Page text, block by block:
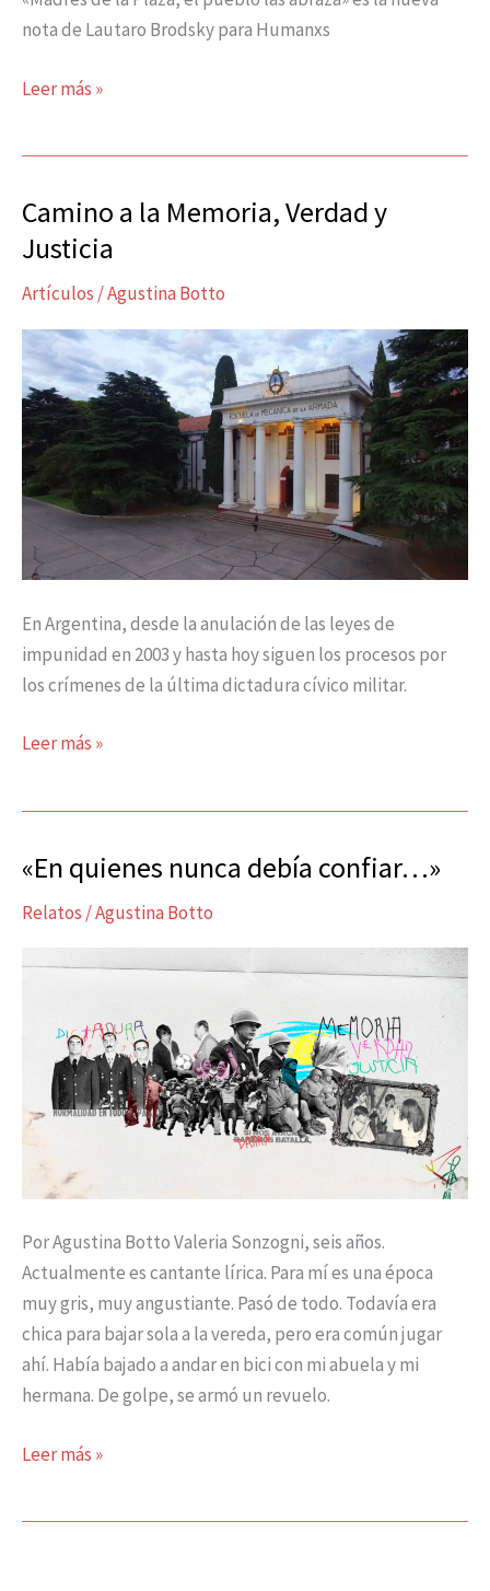
nota de Lautaro Brodsky para Humanxs
Leer más »
Camino a la Memoria, Verdad y
Justicia
Artículos/Agustina Botto
En Argentina, desde la anulación de las leyes de
impunidad en 2003 y hasta hoy siguen los procesos por
los crímenes de la última dictadura cívico militar.
Camino
Memoria,
Verdad
y
Justicia
Leer más »
«En quienes nunca debía confiar…»
Relatos /Agustina Botto
Por Agustina Botto Valeria Sonzogni, seis años.
Actualmente es cantante lírica. Para mí es una época
muy gris, muy angustiante. Pasó de todo. Todavía era
chica para bajar sola a la vereda, pero era común jugar
ahí. Había bajado a andar en bici con mi abuela y mi
hermana. De golpe, se armó un revuelo.
«En
nunca
debía
Leer más »